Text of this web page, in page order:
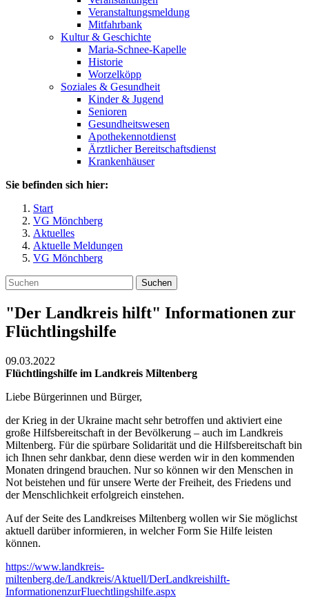
Veranstaltungsmeldung
Mitfahrbank
Kultur & Geschichte
Maria-Schnee-Kapelle
Historie
Worzelköpp
Soziales & Gesundheit
Kinder & Jugend
Senioren
Gesundheitswesen
Apothekennotdienst
Ärztlicher Bereitschaftsdienst
Krankenhäuser
Sie befinden sich hier:
Start
VG Mönchberg
Aktuelles
Aktuelle Meldungen
VG Mönchberg
Suchen
"Der Landkreis hilft" Informationen zur
Flüchtlingshilfe
09.03.2022
Flüchtlingshilfe im Landkreis Miltenberg
Liebe Bürgerinnen und Bürger,
der Krieg in der Ukraine macht sehr betroffen und aktiviert eine
große Hilfsbereitschaft in der Bevölkerung – auch im Landkreis
Miltenberg. Für die spürbare Solidarität und die Hilfsbereitschaft bin
ich Ihnen sehr dankbar, denn diese werden wir in den kommenden
Monaten dringend brauchen. Nur so können wir den Menschen in
Not beistehen und für unsere Werte der Freiheit, des Friedens und
der Menschlichkeit erfolgreich einstehen.
Auf der Seite des Landkreises Miltenberg wollen wir Sie möglichst
aktuell darüber informieren, in welcher Form Sie Hilfe leisten
können.
https://www.landkreis-
miltenberg.de/Landkreis/Aktuell/DerLandkreishilft-
InformationenzurFluechtlingshilfe.aspx